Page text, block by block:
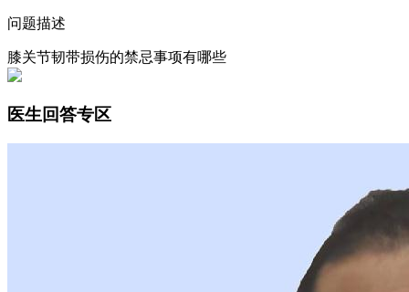
问题描述
膝关节韧带损伤的禁忌事项有哪些
医生回答专区